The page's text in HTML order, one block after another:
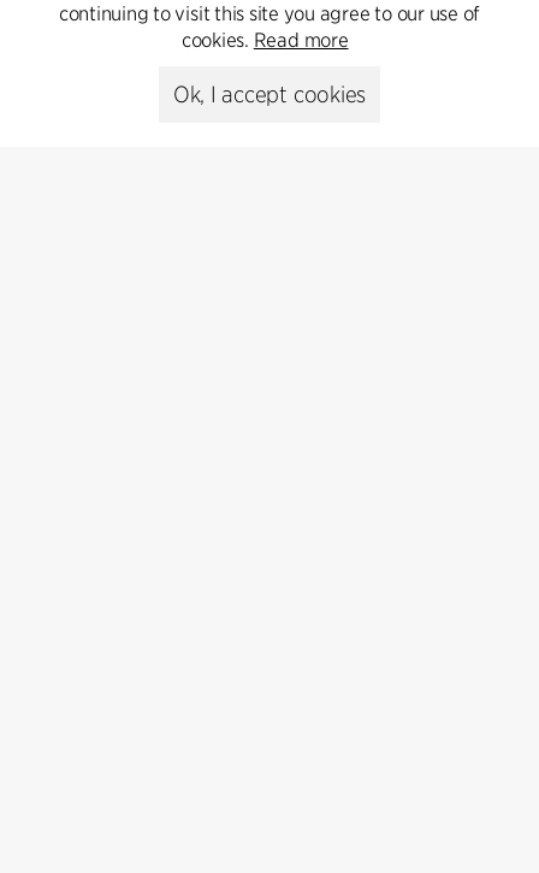
Head of Communications
Peter Sikker Rasmussen
continuing to visit this site you agree to our use of
cookies. Read more
Ok, I accept cookies